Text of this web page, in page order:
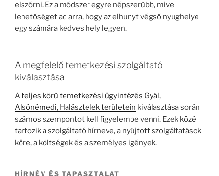
elszórni. Ez a módszer egyre népszerűbb, mivel
lehetőséget ad arra, hogy az elhunyt végső nyughelye
egy számára kedves hely legyen.
A megfelelő temetkezési szolgáltató
kiválasztása
Ateljes körű temetkezési ügyintézés Gyál,
Alsónémedi, Halásztelek területein kiválasztása során
számos szempontot kell figyelembe venni. Ezek közé
tartozik a szolgáltató hírneve, a nyújtott szolgáltatások
köre, a költségek és a személyes igények.
HÍRNÉV ÉS TAPASZTALAT